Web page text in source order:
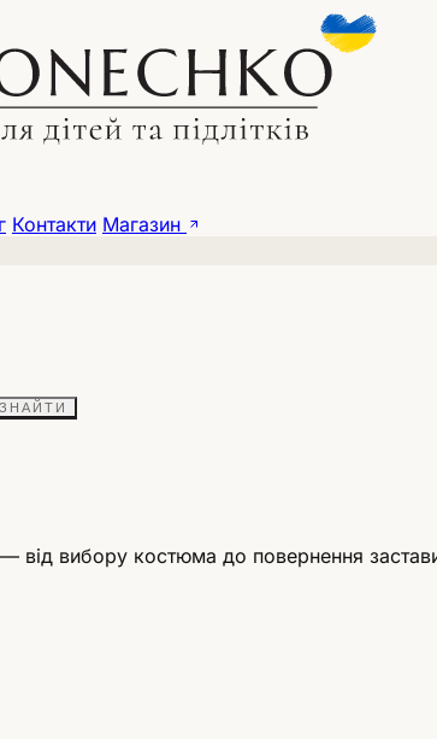
Контакти Магазин
ЗНАЙТИ
від вибору костюма до повернення